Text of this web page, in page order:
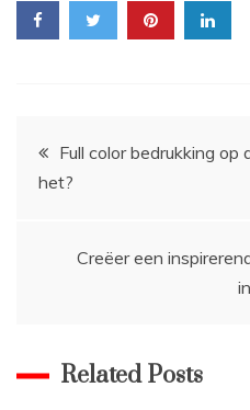
Bericht
navigatie
Full color bedrukking
het?
Creëer een
Related Posts